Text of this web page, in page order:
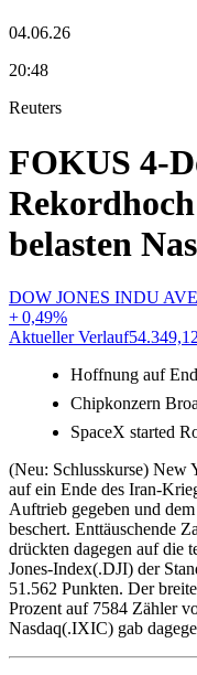
04.06.26
20:48
Reuters
FOKUS 4-
belasten
DOW JONES INDU
+0,49%
Aktueller Verlauf54.349,12
Hoffnung auf
Chipkonzern
SpaceX started
(Neu: Schlusskurse) New
auf ein Ende des Iran-
Auftrieb gegeben und
beschert. Enttäuschende
drückten dagegen auf die
Jones-Index(.DJI) der
51.562 Punkten. Der
Prozent auf 7584 Zähler
Nasdaq(.IXIC) gab